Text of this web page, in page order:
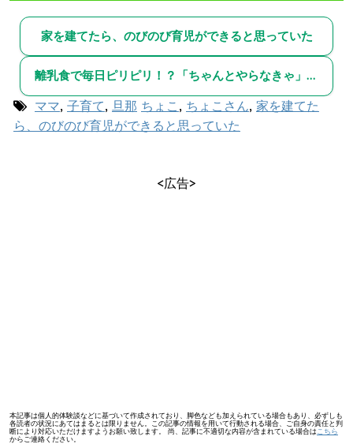
家を建てたら、のびのび育児ができると思っていた
離乳食で毎日ピリピリ！？「ちゃんとやらなきゃ」が止まらない
ママ, 子育て, 旦那 ちょこ , ちょこさん, 家を建てた
ら、のびのび育児ができると思っていた
<広告>
本記事は個人的体験談などに基づいて作成されており、脚色なども加えられている場合もあり、必ずしも
各読者の状況にあてはまるとは限りません。この記事の情報を用いて行動される場合、ご自身の責任と判
断により対応いただけますようお願い致します。 尚、記事に不適切な内容が含まれている場合は こちら
からご連絡ください。